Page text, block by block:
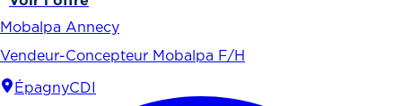
Mobalpa Annecy
Vendeur-Concepteur Mobalpa F/H
ÉpagnyCDI